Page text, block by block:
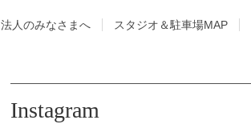
法人のみなさまへ スタジオ＆駐車場MAP
Instagram